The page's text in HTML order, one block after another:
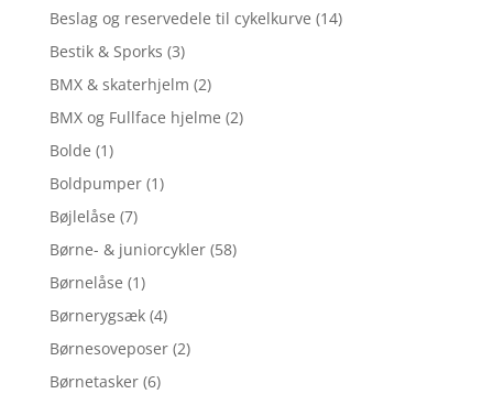
Beslag og reservedele til cykelkurve (14)
Bestik & Sporks (3)
BMX & skaterhjelm (2)
BMX og Fullface hjelme (2)
Bolde (1)
Boldpumper (1)
Bøjlelåse (7)
Børne- & juniorcykler (58)
Børnelåse (1)
Børnerygsæk (4)
Børnesoveposer (2)
Børnetasker (6)